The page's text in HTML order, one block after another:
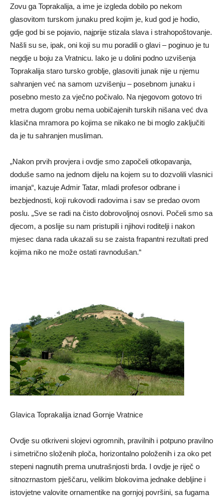
Zovu ga Toprakalija, a ime je izgleda dobilo po nekom
glasovitom turskom junaku pred kojim je, kud god je hodio,
gdje god bi se pojavio, najprije stizala slava i strahopoštovanje.
Našli su se, ipak, oni koji su mu poradili o glavi – poginuo je tu
negdje u boju za Vratnicu. Iako je u dolini podno uzvišenja
Toprakalija staro tursko groblje, glasoviti junak nije u njemu
sahranjen već na samom uzvišenju – posebnom junaku i
posebno mesto za vječno počivalo. Na njegovom gotovo tri
metra dugom grobu nema uobičajenih turskih nišana već dva
klasična mramora po kojima se nikako ne bi moglo zaključiti
da je tu sahranjen musliman.
„Nakon prvih provjera i ovdje smo započeli otkopavanja,
doduše samo na jednom dijelu na kojem su to dozvolili vlasnici
imanja“, kazuje Admir Tatar, mladi profesor odbrane i
bezbjednosti, koji rukovodi radovima i sav se predao ovom
poslu. „Sve se radi na čisto dobrovoljnoj osnovi. Počeli smo sa
djecom, a poslije su nam pristupili i njihovi roditelji i nakon
mjesec dana rada ukazali su se zaista frapantni rezultati pred
kojima niko ne može ostati ravnodušan.“
Glavica Toprakalija iznad Gornje Vratnice
Ovdje su otkriveni slojevi ogromnih, pravilnih i potpuno pravilno
i simetrično složenih ploča, horizontalno položenih i za oko pet
stepeni nagnutih prema unutrašnjosti brda. I ovdje je riječ o
sitnozrnastom pješčaru, velikim blokovima jednake debljine i
istovjetne valovite ornamentike na gornjoj površini, sa fugama